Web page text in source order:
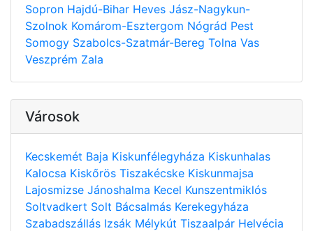
Sopron Hajdú-Bihar Heves Jász-Nagykun-
Szolnok Komárom-Esztergom Nógrád Pest
Somogy Szabolcs-Szatmár-Bereg Tolna Vas
Veszprém Zala
Városok
Kecskemét Baja Kiskunfélegyháza Kiskunhalas
Kalocsa Kiskőrös Tiszakécske Kiskunmajsa
Lajosmizse Jánoshalma Kecel Kunszentmiklós
Soltvadkert Solt Bácsalmás Kerekegyháza
Szabadszállás Izsák Mélykút Tiszaalpár Helvécia